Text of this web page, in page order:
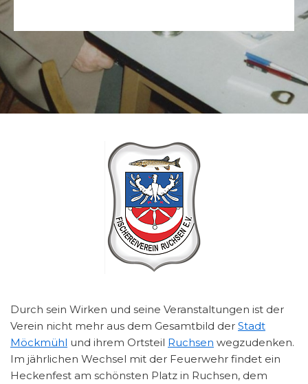
Durch sein Wirken und seine Veranstaltungen ist der
Verein nicht mehr aus dem Gesamtbild der Stadt
Möckmühl und ihrem Ortsteil Ruchsen wegzudenken.
Im jährlichen Wechsel mit der Feuerwehr findet ein
Heckenfest am schönsten Platz in Ruchsen, dem